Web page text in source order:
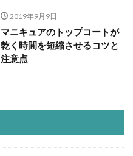
2019年9月9日
マニキュアのトップコートが
乾く時間を短縮させるコツと
注意点